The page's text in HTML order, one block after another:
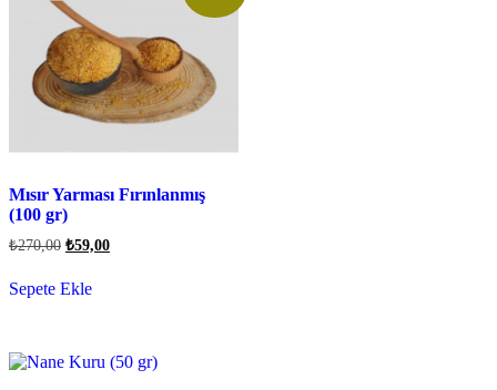
Mısır Yarması Fırınlanmış
(100 gr)
₺270,00 ₺59,00
Sepete Ekle